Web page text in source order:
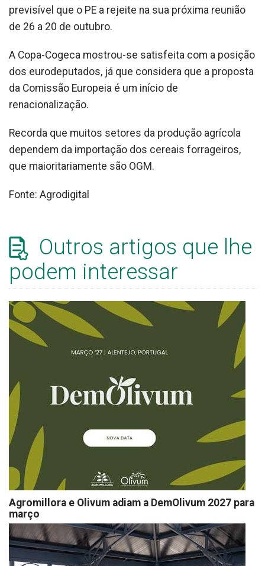
previsível que o PE a rejeite na sua próxima reunião
de 26 a 20 de outubro.
A Copa-Cogeca mostrou-se satisfeita com a posição
dos eurodeputados, já que considera que a proposta
da Comissão Europeia é um início de
renacionalização.
Recorda que muitos setores da produção agrícola
dependem da importação dos cereais forrageiros,
que maioritariamente são OGM.
Fonte: Agrodigital
Outros artigos que lhe
podem interessar
Agromillora e Olivum adiam a DemOlivum 2027 para
março